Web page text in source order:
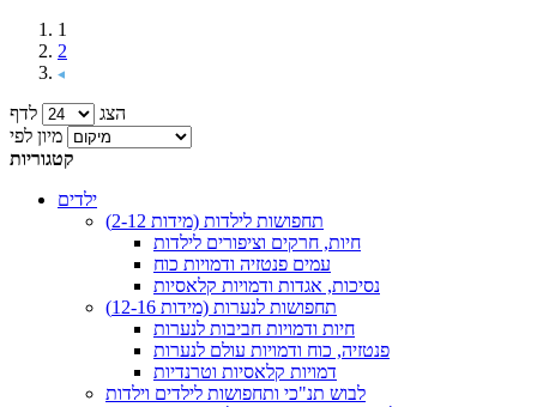
1
2
הצג
לדף
מיון לפי
קטגוריות
ילדים
תחפושות לילדות (מידות 2-12)
חיות, חרקים וציפורים לילדות
עמים פנטזיה ודמויות כוח
נסיכות, אגדות ודמויות קלאסיות
תחפושות לנערות (מידות 12-16)
חיות ודמויות חביבות לנערות
פנטזיה, כוח ודמויות עולם לנערות
דמויות קלאסיות וטרנדיות
לבוש תנ"כי ותחפושות לילדים וילדות